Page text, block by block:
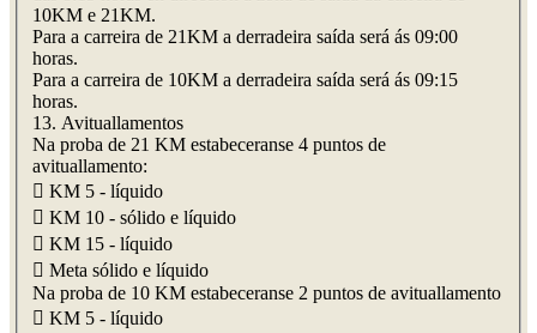
10KM e 21KM.
Para a carreira de 21KM a derradeira saída será ás 09:00
horas.
Para a carreira de 10KM a derradeira saída será ás 09:15
horas.
13. Avituallamentos
Na proba de 21 KM estabeceranse 4 puntos de
avituallamento:
 KM 5 - líquido
 KM 10 - sólido e líquido
 KM 15 - líquido
 Meta sólido e líquido
Na proba de 10 KM estabeceranse 2 puntos de avituallamento
 KM 5 - líquido